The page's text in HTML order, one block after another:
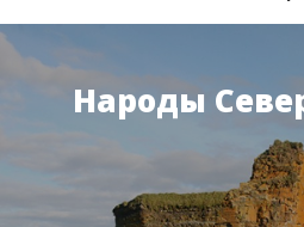
Народы